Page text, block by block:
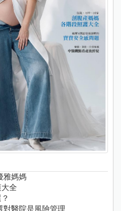
雅媽媽
全
對醫院是風險管理